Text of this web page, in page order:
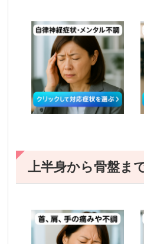
上半身から骨盤ま